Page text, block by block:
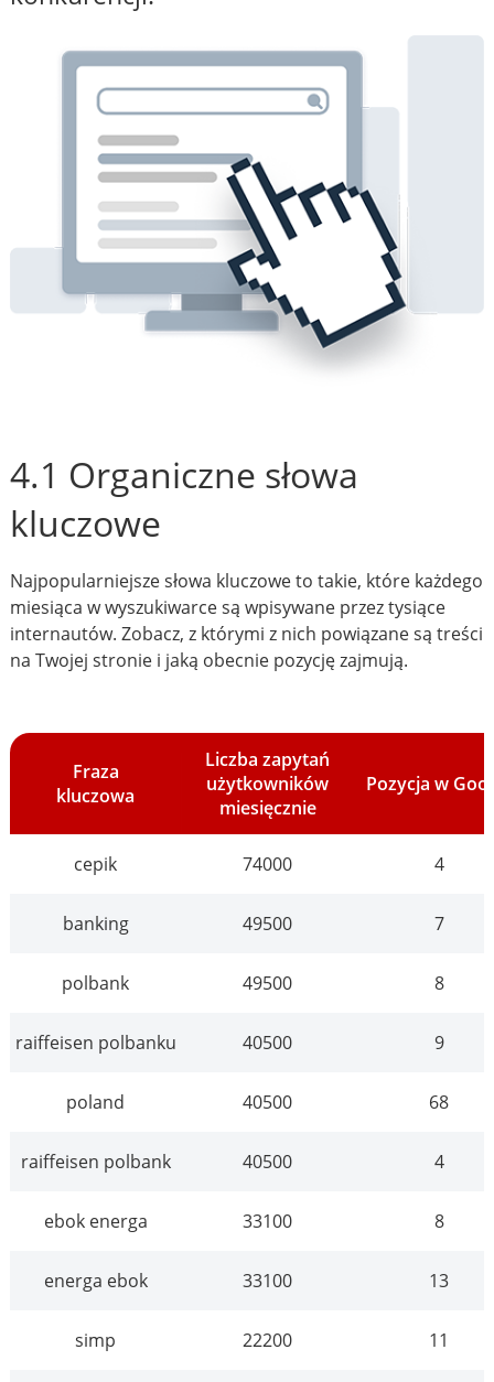
4.1 Organiczne słowa
kluczowe
Najpopularniejsze słowa kluczowe to takie, które każdego
miesiąca w wyszukiwarce są wpisywane przez tysiące
internautów. Zobacz, z którymi z nich powiązane są treści
na Twojej stronie i jaką obecnie pozycję zajmują.
Fraza
kluczowa
Liczba zapytań
użytkowników
miesięcznie
Pozycja w
cepik 74000 4
banking 49500 7
polbank 49500 8
raiffeisen polbanku 40500 9
poland 40500 68
raiffeisen polbank 40500 4
ebok energa 33100 8
energa ebok 33100 13
simp 22200 11